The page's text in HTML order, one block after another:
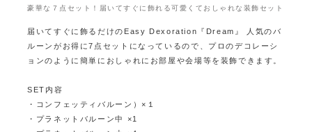
豪華な７点セット！届いてすぐに飾れる可愛くておしゃれな装飾セット
届いてすぐに飾るだけのEasy Dexoration『Dream』
人気のバ
ルーンがお得に7点セットになっているので、 プロのデコレーシ
ョンのように簡単におしゃれにお部屋や会場等を装飾できます。
SET内容
・コンフェッティバルーン）×１
・プラネットバルーン中 ×1